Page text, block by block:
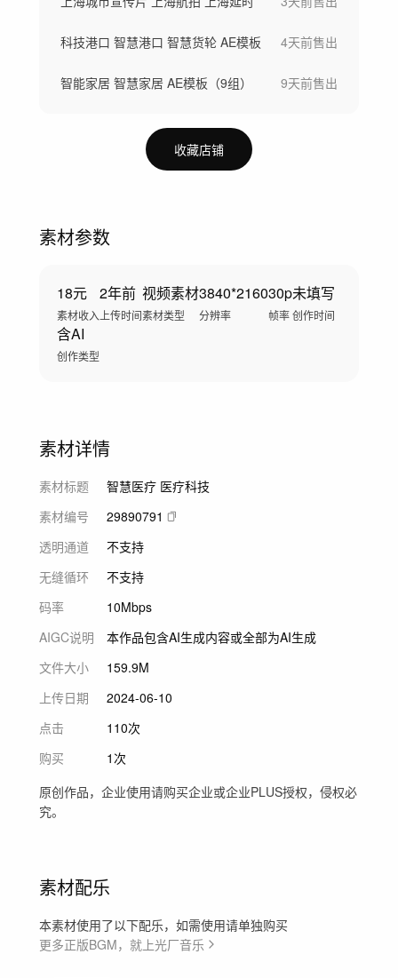
科技港口 智慧港口 智慧货轮 AE模板 4天前售出
智能家居 智慧家居 AE模板（9组） 9天前售出
收藏店铺
素材参数
18元
素材收入
2年前
上传时间
视频素材
素材类型
3840*2160
分辨率
30p
帧率
未填写
创作时间
含AI
创作类型
素材详情
素材标题
智慧医疗 医疗科技
素材编号
29890791
透明通道
不支持
无缝循环
不支持
码率
10Mbps
AIGC说明
本作品包含AI生成内容或全部为AI生成
文件大小
159.9M
上传日期
2024-06-10
点击
110次
购买
1次
原创作品，企业使用请购买企业或企业PLUS授权，侵权必
究。
素材配乐
本素材使用了以下配乐，如需使用请单独购买
更多正版BGM，就上光厂音乐